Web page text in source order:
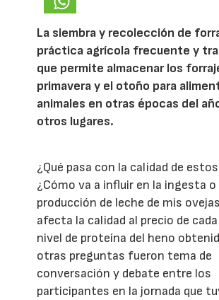
La siembra y recolección de
práctica agrícola frecuente y
que permite almacenar los
primavera y el otoño para
animales en otras épocas del
otros lugares.
¿Qué pasa con la calidad de
¿Cómo va a influir en la ingesta o
producción de leche de mis
afecta la calidad al precio de
nivel de proteína del heno
otras preguntas fueron tema de
conversación y debate entre los
participantes en la jornada que